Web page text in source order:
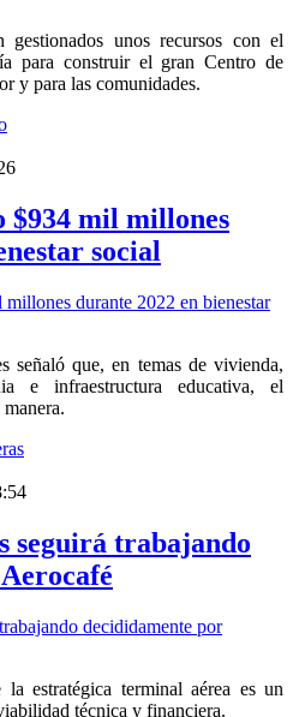
gestionados unos recursos con el
para construir el gran Centro de
y para las comunidades.
$934 mil millones
social
señaló que, en temas de vivienda,
e infraestructura educativa, el
seguirá trabajando
estratégica terminal aérea es un
técnica y financiera.